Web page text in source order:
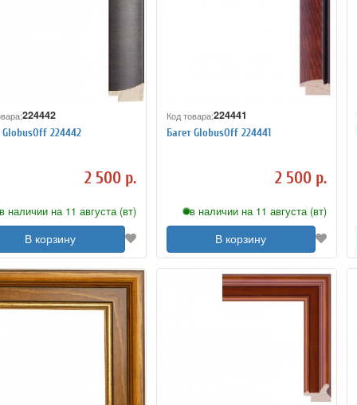
224442
GlobusOff 224442
2 500 р.
наличии на 11 августа (вт)
В корзину
Код товара:224441
Багет GlobusOff 224441
2 500 р.
в наличии на 11 августа (вт)
В корзину